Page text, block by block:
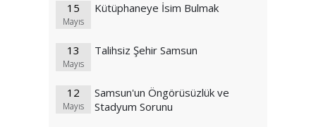
15
Mayıs
Kütüphaneye İsim Bulmak
13
Mayıs
Talihsiz Şehir Samsun
12
Mayıs
Samsun'un Öngörüsüzlük ve
Stadyum Sorunu